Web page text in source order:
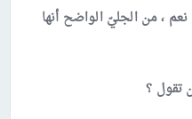
، من الجليّ الواضح أنها
تقول ؟